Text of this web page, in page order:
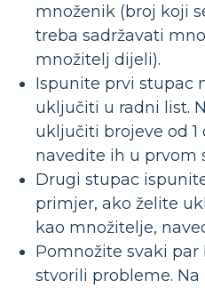
množenik (broj koji
treba sadržavati
množitelj dijeli).
Ispunite prvi stupac
uključiti u radni list.
uključiti brojeve od 1
navedite ih u prvom
Drugi stupac
primjer, ako želite
kao množitelje,
Pomnožite svaki
stvorili probleme.